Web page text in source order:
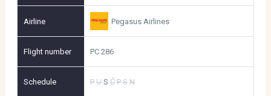
Pegasus Airlines
PC 286
P U S Č P S N